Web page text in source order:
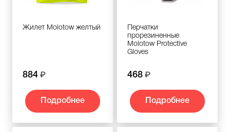
Жилет Molotow желтый
884
Подробнее
Перчатки
прорезиненные
Molotow Protective
Gloves
468
Подробнее